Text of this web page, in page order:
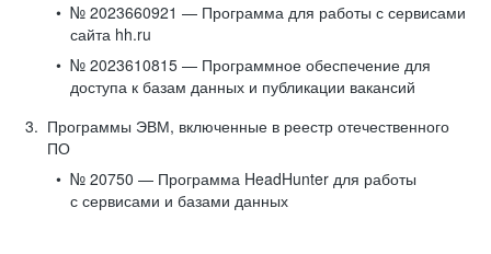
№ 2023660921 — Программа для работы с сервисами
сайта hh.ru
№ 2023610815 — Программное обеспечение для
доступа к базам данных и публикации вакансий
Программы ЭВМ, включенные в реестр отечественного
ПО
№ 20750 — Программа HeadHunter для работы
с сервисами и базами данных